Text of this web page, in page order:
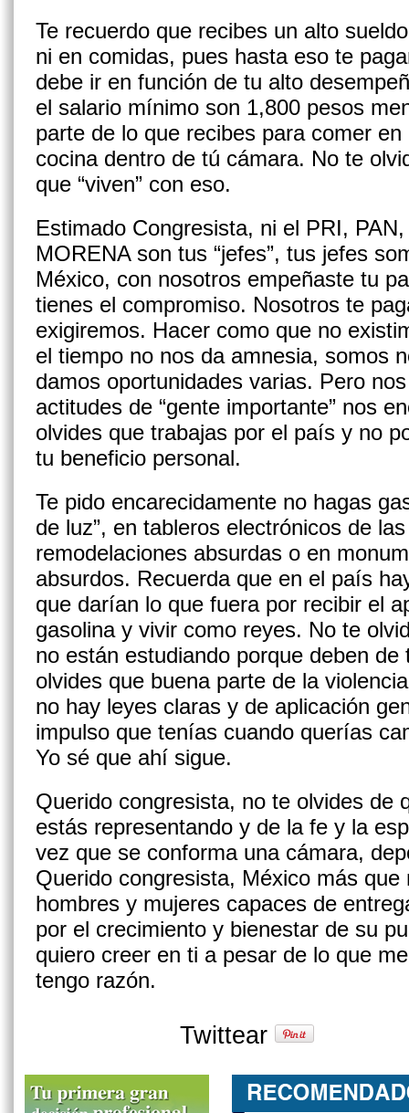
Te recuerdo que recibes un alto
ni en comidas, pues hasta eso te
debe ir en función de tu alto
el salario mínimo son 1,800 pesos
parte de lo que recibes para comer
cocina dentro de tú cámara. No te
que “viven” con eso.
Estimado Congresista, ni el PRI,
MORENA son tus “jefes”, tus jefes
México, con nosotros empeñaste tu
tienes el compromiso. Nosotros te
exigiremos. Hacer como que no
el tiempo no nos da amnesia, somos
damos oportu­nidades varias. Pero
actitudes de “gente importante” nos
olvides que trabajas por el país y no
tu beneficio personal.
Te pido encarecidamente no hagas
de luz”, en tableros electrónicos de
remodelaciones absurdas o en
absurdos. Recuerda que en el país
que darían lo que fuera por recibir el
gasolina y vivir como reyes. No te
no están estudiando porque deben
olvides que buena parte de la
no hay leyes claras y de aplicación
impulso que tenías cuando querías
Yo sé que ahí sigue.
Querido congresista, no te olvides de
estás representando y de la fe y la
vez que se conforma una cámara,
Querido congresista, México más que
hombres y mujeres capaces de
por el crecimiento y bienestar de su
quiero creer en ti a pesar de lo que
tengo razón.
Twittear